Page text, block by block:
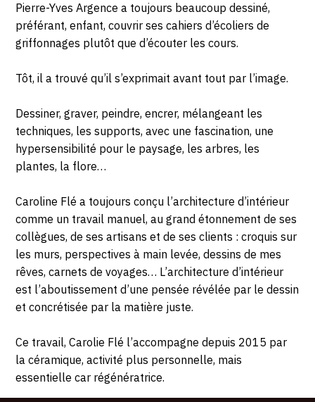
8
2025
rue
Boyer
Barret,
75014
Paris
Description,
horaires...
Pierre-Yves Argence a toujours beaucoup dessiné,
préférant, enfant, couvrir ses cahiers d’écoliers de
griffonnages plutôt que d’écouter les cours.
Tôt, il a trouvé qu’il s’exprimait avant tout par l’image.
Dessiner, graver, peindre, encrer, mélangeant les
techniques, les supports, avec une fascination, une
hypersensibilité pour le paysage, les arbres, les
plantes, la flore…
Caroline Flé a toujours conçu l’architecture d’intérieur
comme un travail manuel, au grand étonnement de ses
collègues, de ses artisans et de ses clients : croquis sur
les murs, perspectives à main levée, dessins de mes
rêves, carnets de voyages… L’architecture d’intérieur
est l’aboutissement d’une pensée révélée par le dessin
et concrétisée par la matière juste.
Ce travail, Carolie Flé l’accompagne depuis 2015 par
la céramique, activité plus personnelle, mais
essentielle car régénératrice.